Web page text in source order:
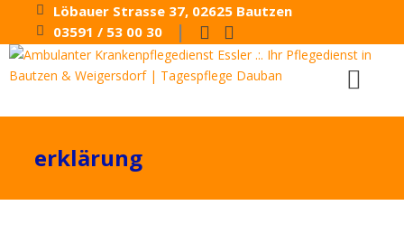
Löbauer Strasse 37, 02625 Bautzen
03591 / 53 00 30
|
erklärung